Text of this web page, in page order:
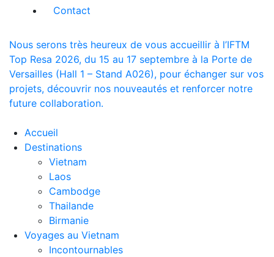
Contact
Nous serons très heureux de vous accueillir à l’IFTM
Top Resa 2026, du 15 au 17 septembre à la Porte de
Versailles (Hall 1 – Stand A026), pour échanger sur vos
projets, découvrir nos nouveautés et renforcer notre
future collaboration.
Accueil
Destinations
Vietnam
Laos
Cambodge
Thailande
Birmanie
Voyages au Vietnam
Incontournables